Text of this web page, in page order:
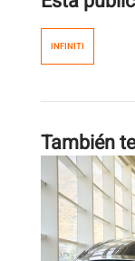
INFINITI
También